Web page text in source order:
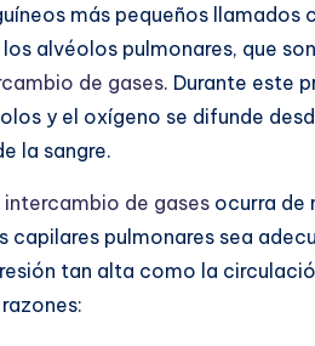
más pequeños llamados
alvéolos pulmonares, que
de gases. Durante este
y el oxígeno se difunde
la sangre.
intercambio de gases ocurra de
capilares pulmonares sea
tan alta como la